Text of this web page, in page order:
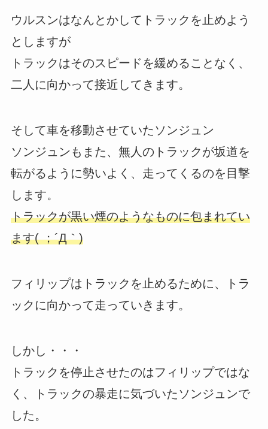
ウルスンはなんとかしてトラックを止めよう
としますが
トラックはそのスピードを緩めることなく、
二人に向かって接近してきます。
そして車を移動させていたソンジュン
ソンジュンもまた、無人のトラックが坂道を
転がるように勢いよく、走ってくるのを目撃
します。
トラックが黒い煙のようなものに包まれてい
ます( ；´Д｀)
フィリップはトラックを止めるために、トラ
ックに向かって走っていきます。
しかし・・・
トラックを停止させたのはフィリップではな
く、トラックの暴走に気づいたソンジュンで
した。